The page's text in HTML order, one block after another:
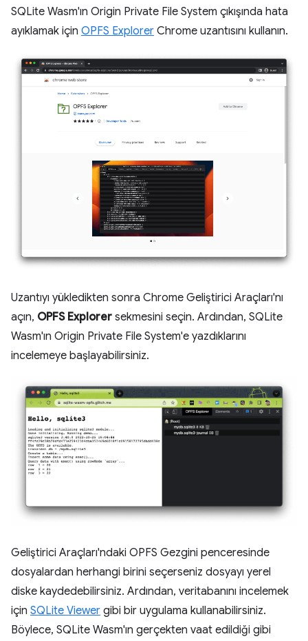
SQLite Wasm'ın Origin Private File System çıkışında hata
ayıklamak için OPFS Explorer Chrome uzantısını kullanın.
Uzantıyı yükledikten sonra Chrome Geliştirici Araçları'nı
açın, OPFS Explorer sekmesini seçin. Ardından, SQLite
Wasm'ın Origin Private File System'e yazdıklarını
incelemeye başlayabilirsiniz.
Geliştirici Araçları'ndaki OPFS Gezgini penceresinde
dosyalardan herhangi birini seçerseniz dosyayı yerel
diske kaydedebilirsiniz. Ardından, veritabanını incelemek
için SQLite Viewer gibi bir uygulama kullanabilirsiniz.
Böylece, SQLite Wasm'ın gerçekten vaat edildiği gibi